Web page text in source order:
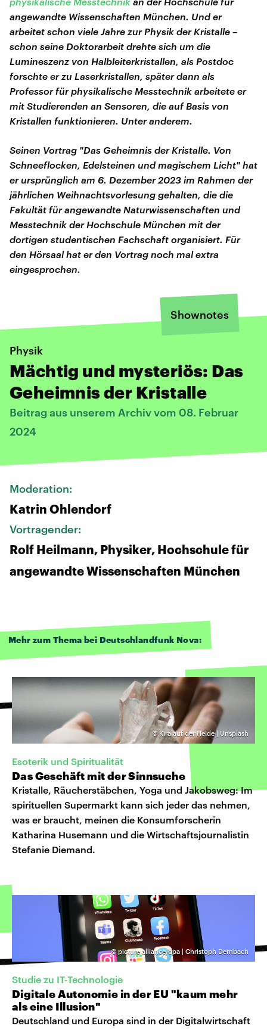
angewandte Wissenschaften München. Und er
arbeitet schon viele Jahre zur Physik der Kristalle –
schon seine Doktorarbeit drehte sich um die
Lumineszenz von Halbleiterkristallen, als Postdoc
forschte er zu Laserkristallen, später dann als
Professor für physikalische Messtechnik arbeitete er
mit Studierenden an Sensoren, die auf Basis von
Kristallen funktionieren. Unter anderem.
Seinen Vortrag "Das Geheimnis der Kristalle. Von
Schneeflocken, Edelsteinen und magischem Licht" hat
er ursprünglich am 6. Dezember 2023 im Rahmen der
jährlichen Weihnachtsvorlesung gehalten, die die
Fakultät für angewandte Naturwissenschaften und
Messtechnik der Hochschule München mit der
dortigen studentischen Fachschaft organisiert. Für
den Hörsaal hat er den Vortrag noch mal extra
eingesprochen.
Shownotes
Physik
Mächtig und mysteriös: Das
Geheimnis der Kristalle
Beitrag aus unserem Archiv vom 08. Februar
2024
Moderation:
Katrin Ohlendorf
Vortragender:
Rolf Heilmann, Physiker, Hochschule für
angewandte Wissenschaften München
Mehr zum Thema bei Deutschlandfunk Nova:
©Kira auf der Heide | Unsplash
Esoterik und Spiritualität
Das Geschäft mit der Sinnsuche
Kristalle, Räucherstäbchen, Yoga und Jakobsweg: Im
spirituellen Supermarkt kann sich jeder das nehmen,
was er braucht, meinen die Konsumforscherin
Katharina Husemann und die Wirtschaftsjournalistin
Stefanie Diemand.
© picture alliance/dpa | Christoph Dernbach
Studie zu IT-Technologie
Digitale Autonomie in der EU "kaum mehr
als eine Illusion"
Deutschland und Europa sind in der Digitalwirtschaft